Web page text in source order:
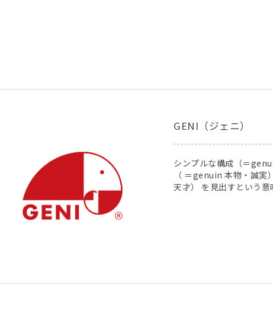
GENI（ジェニ）
シンプルな構成（＝
（ ＝genuin 本物・誠
天才） を見出すという意